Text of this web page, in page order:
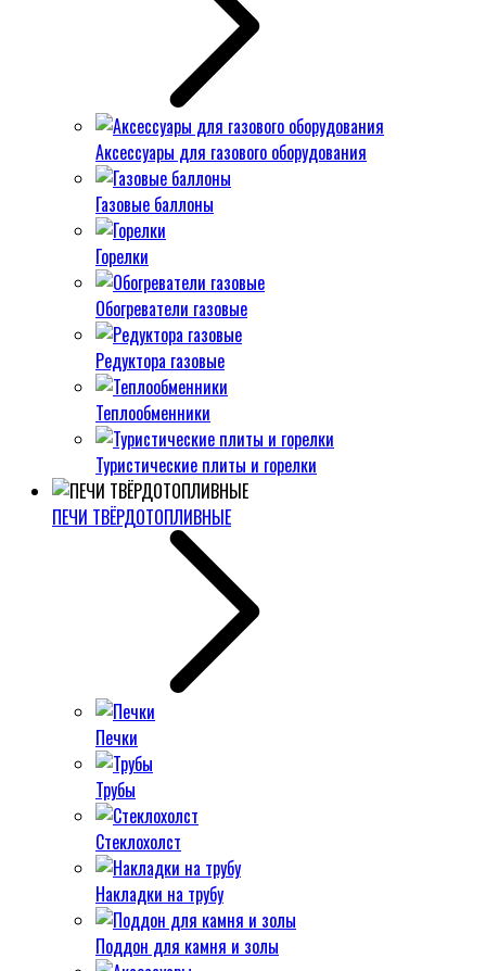
Аксессуары для газового оборудования
Газовые баллоны
Горелки
Обогреватели газовые
Редуктора газовые
Теплообменники
Туристические плиты и горелки
ПЕЧИ ТВЁРДОТОПЛИВНЫЕ
Печки
Трубы
Стеклохолст
Накладки на трубу
Поддон для камня и золы